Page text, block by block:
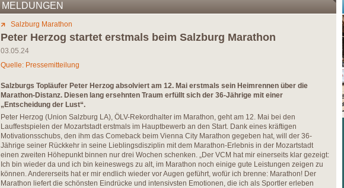
MELDUNGEN
Salzburg Marathon
Peter Herzog startet erstmals beim Salzburg Marathon
03.05.24
Quelle: Pressemitteilung
Salzburgs Topläufer Peter Herzog absolviert am 12. Mai erstmals sein Heimrennen über die
Marathon-Distanz. Diesen lang ersehnten Traum erfüllt sich der 36-Jährige mit einer
„Entscheidung der Lust“.
Peter Herzog (Union Salzburg LA), ÖLV-Rekordhalter im Marathon, geht am 12. Mai bei den
Lauffestspielen der Mozartstadt erstmals im Hauptbewerb an den Start. Dank eines kräftigen
Motivationsschubs, den ihm das Comeback beim Vienna City Marathon gegeben hat, will der 36-
Jährige seiner Rückkehr in seine Lieblingsdisziplin mit dem Marathon-Erlebnis in der Mozartstadt
einen zweiten Höhepunkt binnen nur drei Wochen schenken. „Der VCM hat mir einerseits klar gezeigt:
Ich bin wieder da und ich bin keineswegs zu alt, im Marathon noch einige gute Leistungen zeigen zu
können. Andererseits hat er mir endlich wieder vor Augen geführt, wofür ich brenne: Marathon! Der
Marathon liefert die schönsten Eindrücke und intensivsten Emotionen, die ich als Sportler erleben